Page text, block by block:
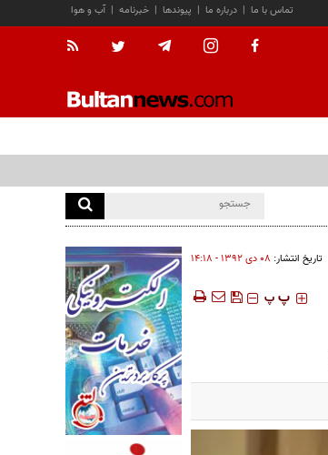
آب و هوا | خبرنامه | پیوندها | درباره ما | تماس با ما
تاریخ انتشار: ۰۸ دی ۱۳۹۲ - ۱۴:۱۸
‍‍‍ پ پ